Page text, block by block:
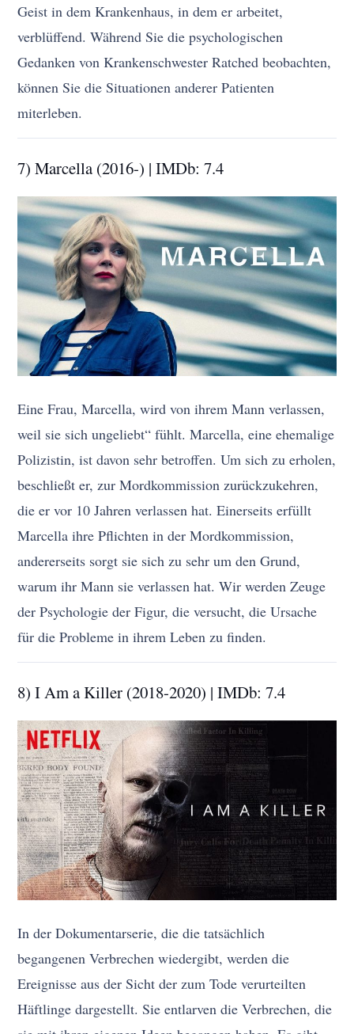
Geist in dem Krankenhaus, in dem er arbeitet,
verblüffend. Während Sie die psychologischen
Gedanken von Krankenschwester Ratched beobachten,
können Sie die Situationen anderer Patienten
miterleben.
7) Marcella (2016-) | IMDb: 7.4
Eine Frau, Marcella, wird von ihrem Mann verlassen,
weil sie sich ungeliebt“ fühlt. Marcella, eine ehemalige
Polizistin, ist davon sehr betroffen. Um sich zu erholen,
beschließt er, zur Mordkommission zurückzukehren,
die er vor 10 Jahren verlassen hat. Einerseits erfüllt
Marcella ihre Pflichten in der Mordkommission,
andererseits sorgt sie sich zu sehr um den Grund,
warum ihr Mann sie verlassen hat. Wir werden Zeuge
der Psychologie der Figur, die versucht, die Ursache
für die Probleme in ihrem Leben zu finden.
8) I Am a Killer (2018-2020) | IMDb: 7.4
In der Dokumentarserie, die die tatsächlich
begangenen Verbrechen wiedergibt, werden die
Ereignisse aus der Sicht der zum Tode verurteilten
Häftlinge dargestellt. Sie entlarven die Verbrechen, die